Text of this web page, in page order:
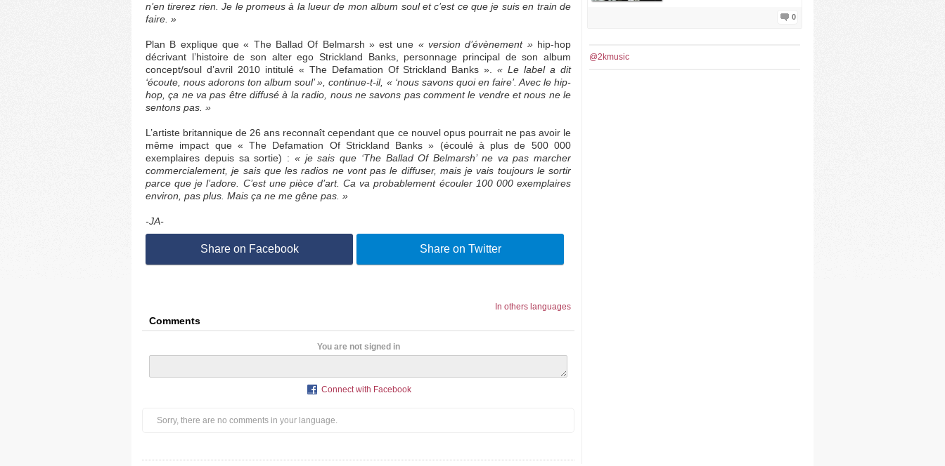
n’en tirerez rien. Je le promeus à la lueur de mon album soul et c’est ce que je suis en train de
faire. »
Plan B explique que « The Ballad Of Belmarsh » est une « version d’évènement »hip-hop
décrivant l’histoire de son alter ego Strickland Banks, personnage principal de son album
concept/soul d’avril 2010 intitulé « The Defamation Of Strickland Banks ».« Le label a dit
‘écoute, nous adorons ton album soul’ », continue-t-il, « ‘nous savons quoi en faire’. Avec le hip-
hop, ça ne va pas être diffusé à la radio, nous ne savons pas comment le vendre et nous ne le
sentons pas. »
L’artiste britannique de 26 ans reconnaît cependant que ce nouvel opus pourrait ne pas avoir le
même impact que « The Defamation Of Strickland Banks » (écoulé à plus de 500 000
exemplaires depuis sa sortie) : « je sais que ‘The Ballad Of Belmarsh’ ne va pas marcher
commercialement, je sais que les radios ne vont pas le diffuser, mais je vais toujours le sortir
parce que je l’adore. C’est une pièce d’art. Ca va probablement écouler 100 000 exemplaires
environ, pas plus. Mais ça ne me gêne pas. »
-JA-
Share on Facebook Share on Twitter
In others languages
Comments
You are not signed in
Connect with Facebook
Sorry, there are no comments in your language.
0
@2kmusic